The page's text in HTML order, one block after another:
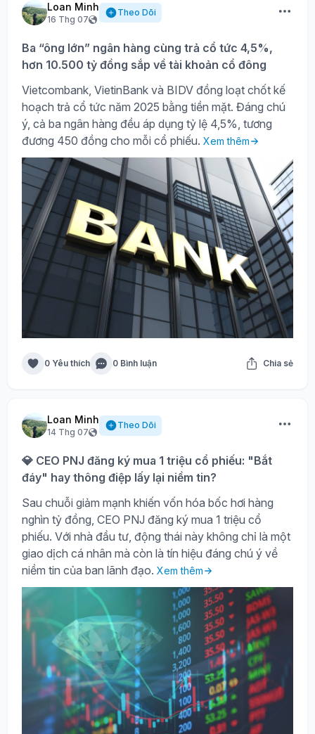
Loan Minh
16 Thg 07
Theo Dõi
Ba “ông lớn” ngân hàng cùng trả cổ tức 4,5%,
hơn 10.500 tỷ đồng sắp về tài khoản cổ đông
Vietcombank, VietinBank và BIDV đồng loạt chốt kế
hoạch trả cổ tức năm 2025 bằng tiền mặt. Đáng chú
ý, cả ba ngân hàng đều áp dụng tỷ lệ 4,5%, tương
đương 450 đồng cho mỗi cổ phiếu. Xem thêm
0 Yêu thích 0 Bình luận Chia sẻ
Loan Minh
14 Thg 07
Theo Dõi
💎 CEO PNJ đăng ký mua 1 triệu cổ phiếu: "Bắt
đáy" hay thông điệp lấy lại niềm tin?
Sau chuỗi giảm mạnh khiến vốn hóa bốc hơi hàng
nghìn tỷ đồng, CEO PNJ đăng ký mua 1 triệu cổ
phiếu. Với nhà đầu tư, động thái này không chỉ là một
giao dịch cá nhân mà còn là tín hiệu đáng chú ý về
niềm tin của ban lãnh đạo. Xem thêm